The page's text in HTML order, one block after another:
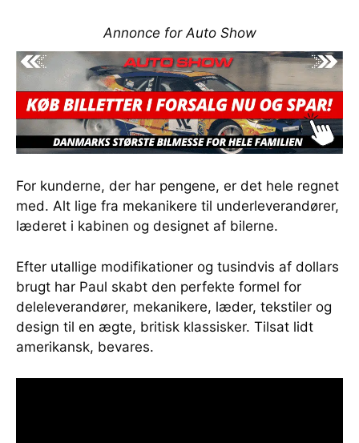
Annonce for Auto Show
For kunderne, der har pengene, er det hele regnet
med. Alt lige fra mekanikere til underleverandører,
læderet i kabinen og designet af bilerne.
Efter utallige modifikationer og tusindvis af dollars
brugt har Paul skabt den perfekte formel for
deleleverandører, mekanikere, læder, tekstiler og
design til en ægte, britisk klassisker. Tilsat lidt
amerikansk, bevares.